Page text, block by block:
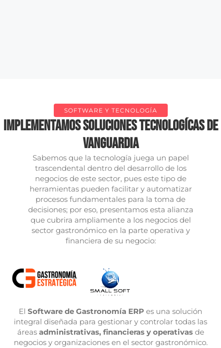
SOFTWARE Y TECNOLOGÍA
Implementamos soluciones tecnologícas de
vanguardia
Sabemos que la tecnología juega un papel
trascendental dentro del desarrollo de los
negocios de este sector, pues este tipo de
herramientas pueden facilitar y automatizar
procesos fundamentales para la toma de
decisiones; por eso, presentamos esta alianza
que cubrira ampliamente a los negocios del
sector gastronómico en la parte operativa y
financiera de su negocio:
El Software de Gastronomía ERP es una solución
integral diseñada para gestionar y controlar todas las
áreas administrativas, financieras y operativasde
negocios y organizaciones en el sector gastronómico.